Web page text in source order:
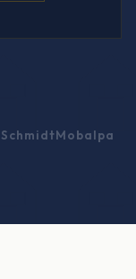
SchmidtMobalpa